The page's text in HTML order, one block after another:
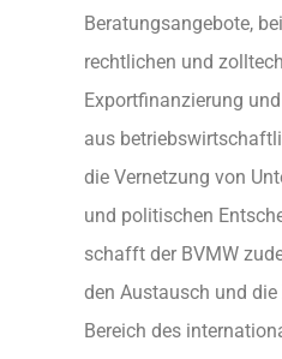
Beratungsangebote,
rechtlichen und
Exportfinanzierung
aus
die Vernetzung von
und politischen
schafft der BVMW
den Austausch und
Bereich des